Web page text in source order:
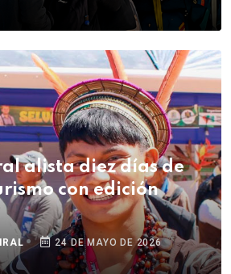
alista diez días de
con edición
24 DE MAYO DE 2026